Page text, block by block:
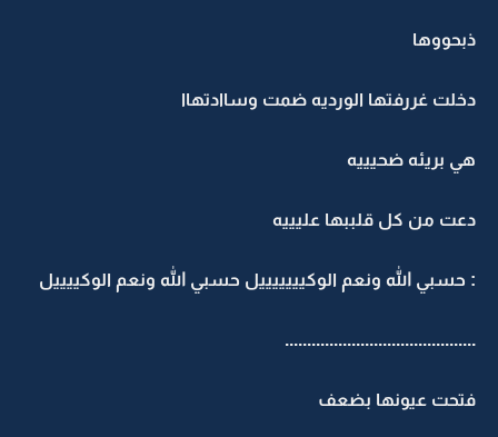
ذبحووها
دخلت غررفتها الورديه ضمت وساادتهاا
هي بريئه ضحيييه
دعت من كل قلببها عليييه
: حسبي الله ونعم الوكيييييييل حسبي الله ونعم الوكييييل
...........................................
فتحت عيونها بضعف